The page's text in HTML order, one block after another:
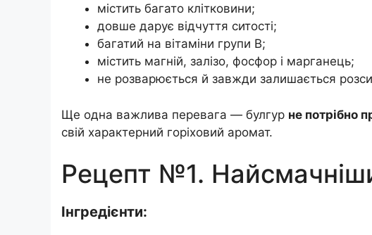
містить багато клітковини;
довше дарує відчуття ситості;
багатий на вітаміни групи B;
містить магній, залізо, фосфор і марганець;
не розварюється й завжди залишається
Ще одна важлива перевага — булгур не потрібно
свій характерний горіховий аромат.
Рецепт №1.
Інгредієнти: